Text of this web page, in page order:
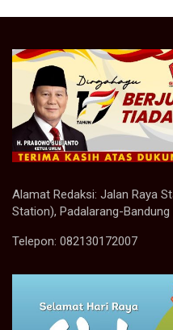
Alamat Redaksi: Jalan Raya
Station), Padalarang-
Telepon: 082130172007